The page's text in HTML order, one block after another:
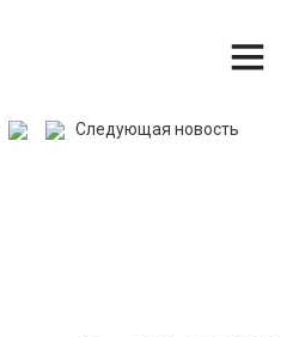
Следующая новость